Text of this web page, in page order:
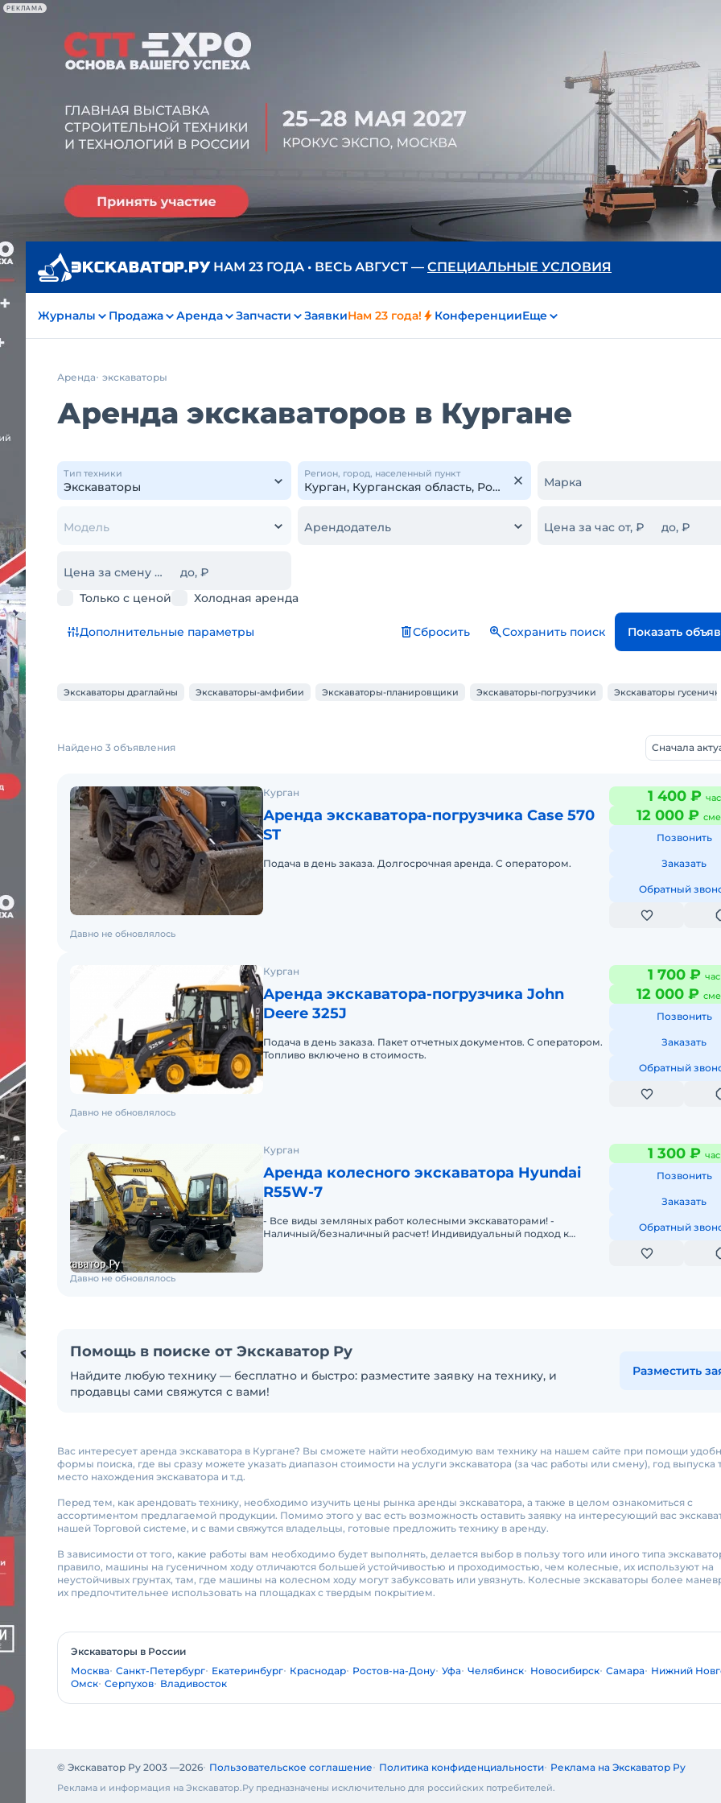
РЕКЛАМА
НАМ 23 ГОДА • ВЕСЬ АВГУСТ — СПЕЦИАЛЬНЫЕ УСЛОВИЯ
Журналы Продажа Аренда Запчасти ЗаявкиНам 23 года! КонференцииЕще
Аренда экскаваторы
Аренда экскаваторов в Кургане
Тип техники Регион, город, населенный пункт
Марка
Модель Арендодатель Цена за час от, ₽ до, ₽
Цена за смену от, ₽
до, ₽
Только с ценой
Холодная аренда
Дополнительные параметры Сбросить Сохранить поиск Показать
Экскаваторы драглайны Экскаваторы-амфибии Экскаваторы-планировщики Экскаваторы-погрузчики Экскаваторы
Найдено 3 объявления Сначала
Курган
Аренда экскаватора-погрузчика Case 570
ST
Подача в день заказа. Долгосрочная аренда. С оператором.
1 400 ₽ час
12 000 ₽
Позвонить
Заказать
Обратный
Давно не обновлялось
Курган
Аренда экскаватора-погрузчика John
Deere 325J
Подача в день заказа. Пакет отчетных документов. С оператором.
Топливо включено в стоимость.
1 700 ₽ час
12 000 ₽
Позвонить
Заказать
Обратный
Давно не обновлялось
Курган
Аренда колесного экскаватора Hyundai
R55W-7
- Все виды земляных работ колесными экскаваторами! -
Наличный/безналичный расчет! Индивидуальный подход к
1 300 ₽ час
Позвонить
Заказать
Обратный
Давно не обновлялось
Помощь в поиске от Экскаватор Ру
Найдите любую технику — бесплатно и быстро: разместите заявку на технику, и
продавцы сами свяжутся с вами!
Разместить
Вас интересует аренда экскаватора в Кургане? Вы сможете найти необходимую вам технику на нашем сайте при помощи
формы поиска, где вы сразу можете указать диапазон стоимости на услуги экскаватора (за час работы или смену), год выпуска
место нахождения экскаватора и т.д.
Перед тем, как арендовать технику, необходимо изучить цены рынка аренды экскаватора, а также в целом ознакомиться с
ассортиментом предлагаемой продукции. Помимо этого у вас есть возможность оставить заявку на интересующий вас
нашей Торговой системе, и с вами свяжутся владельцы, готовые предложить технику в аренду.
В зависимости от того, какие работы вам необходимо будет выполнять, делается выбор в пользу того или иного типа
правило, машины на гусеничном ходу отличаются большей устойчивостью и проходимостью, чем колесные, их используют на
неустойчивых грунтах, там, где машины на колесном ходу могут забуксовать или увязнуть. Колесные экскаваторы более
их предпочтительнее использовать на площадках с твердым покрытием.
Экскаваторы в России
Москва Санкт-Петербург Екатеринбург Краснодар Ростов-на-Дону Уфа Челябинск Новосибирск Самара Нижний
Омск Серпухов Владивосток
© Экскаватор Ру 2003 —2026 Пользовательское соглашение Политика конфиденциальности Реклама на Экскаватор Ру
Реклама и информация на Экскаватор.Ру предназначены исключительно для российских потребителей.